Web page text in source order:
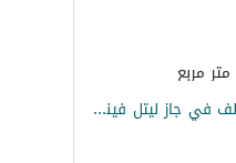
للبيع بنتهاوس بإطلالة على البحيرة و الجولف في جاز ليتل فينيس - العين السخنة